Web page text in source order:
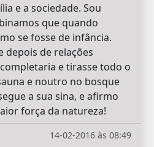
e a sociedade. Sou
que quando
se fosse de infância.
depois de relações
e tirasse todo o
e noutro no bosque
a sua sina, e afirmo
força da natureza!
14-02-2016 às 08:49